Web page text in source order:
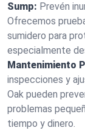
Sump: Prevén
Ofrecemos
sumidero para
especialmente
Mantenimiento
inspecciones y
Oak pueden
problemas
tiempo y dinero.